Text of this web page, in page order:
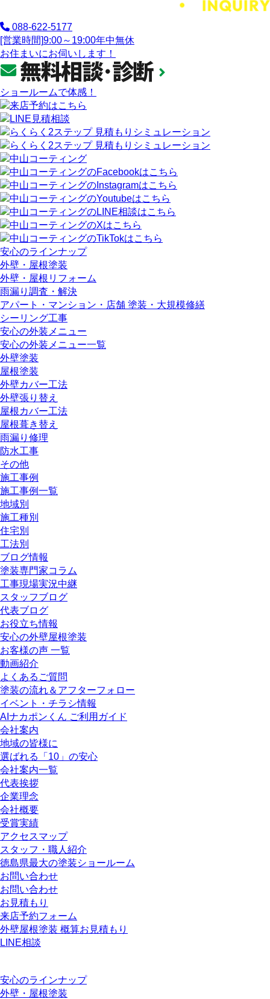
088-622-5177
[営業時間]9:00～19:00年中無休
お住まいにお伺いします！
ショールームで体感！
安心のラインナップ
外壁・屋根塗装
外壁・屋根リフォーム
雨漏り調査・解決
アパート・マンション・店舗 塗装・大規模修繕
シーリング工事
安心の外装メニュー
安心の外装メニュー一覧
外壁塗装
屋根塗装
外壁カバー工法
外壁張り替え
屋根カバー工法
屋根葺き替え
雨漏り修理
防水工事
その他
施工事例
施工事例一覧
地域別
施工種別
住宅別
工法別
ブログ情報
塗装専門家コラム
工事現場実況中継
スタッフブログ
代表ブログ
お役立ち情報
安心の外壁屋根塗装
お客様の声 一覧
動画紹介
よくあるご質問
塗装の流れ＆アフターフォロー
イベント・チラシ情報
AIナカポンくん ご利用ガイド
会社案内
地域の皆様に
選ばれる「10」の安心
会社案内一覧
代表挨拶
企業理念
会社概要
受賞実績
アクセスマップ
スタッフ・職人紹介
徳島県最大の塗装ショールーム
お問い合わせ
お問い合わせ
お見積もり
来店予約フォーム
外壁屋根塗装 概算お見積もり
LINE相談
安心のラインナップ
外壁・屋根塗装